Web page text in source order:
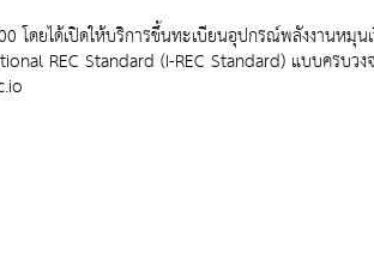
ดยได้เปิดให้บริการขึ้นทะเบียนอุปกรณ์พลังงานหมุน
REC Standard (I-REC Standard) แบบครบวง